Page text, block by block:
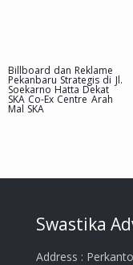
Billboard dan Reklame
Pekanbaru Strategis di Jl.
Soekarno Hatta Dekat
SKA Co-Ex Centre Arah
Mal SKA
Swastika
Address :